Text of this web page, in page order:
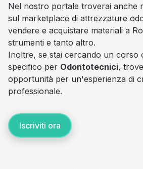
Nel nostro portale troverai anche
sul marketplace di attrezzature
vendere e acquistare materiali a
strumenti e tanto altro.
Inoltre, se stai cercando un corso
specifico per Odontotecnici,
opportunità per un'esperienza di
professionale.
Iscriviti ora